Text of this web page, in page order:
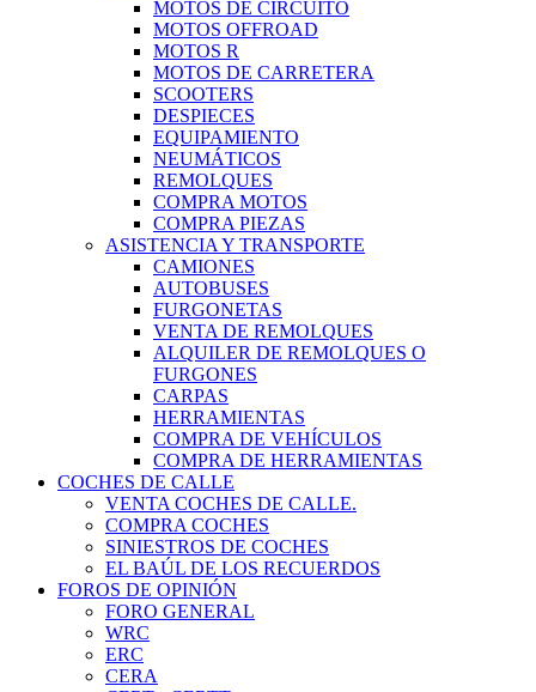
MOTOS DE CIRCUITO
MOTOS OFFROAD
MOTOS R
MOTOS DE CARRETERA
SCOOTERS
DESPIECES
EQUIPAMIENTO
NEUMÁTICOS
REMOLQUES
COMPRA MOTOS
COMPRA PIEZAS
ASISTENCIA Y TRANSPORTE
CAMIONES
AUTOBUSES
FURGONETAS
VENTA DE REMOLQUES
ALQUILER DE REMOLQUES O
FURGONES
CARPAS
HERRAMIENTAS
COMPRA DE VEHÍCULOS
COMPRA DE HERRAMIENTAS
COCHES DE CALLE
VENTA COCHES DE CALLE.
COMPRA COCHES
SINIESTROS DE COCHES
EL BAÚL DE LOS RECUERDOS
FOROS DE OPINIÓN
FORO GENERAL
WRC
ERC
CERA